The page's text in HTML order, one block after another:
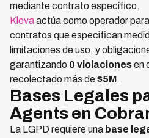
mediante contrato específico.
Klevaactúa como operador
contratos que especifican
limitaciones de uso, y
garantizando 0 violacionesen
recolectado más de$5M.
Bases Legales
Agents en
La LGPD requiere una base